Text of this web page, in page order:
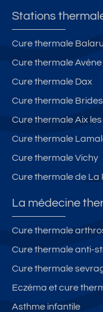
Stations
Cure thermale
Cure thermale
Cure thermale Dax
Cure thermale
Cure thermale Aix
Cure thermale
Cure thermale Vichy
Cure thermale de La
La médecine
Cure thermale
Cure thermale anti-
Cure thermale
Eczéma et cure
Asthme infantile